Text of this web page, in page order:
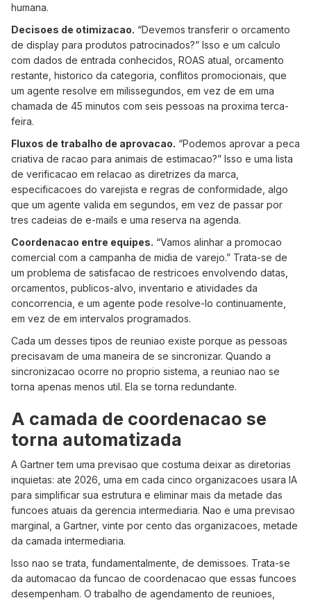
humana.
Decisoes de otimizacao. “Devemos transferir o orcamento
de display para produtos patrocinados?” Isso e um calculo
com dados de entrada conhecidos, ROAS atual, orcamento
restante, historico da categoria, conflitos promocionais, que
um agente resolve em milissegundos, em vez de em uma
chamada de 45 minutos com seis pessoas na proxima terca-
feira.
Fluxos de trabalho de aprovacao. “Podemos aprovar a peca
criativa de racao para animais de estimacao?” Isso e uma lista
de verificacao em relacao as diretrizes da marca,
especificacoes do varejista e regras de conformidade, algo
que um agente valida em segundos, em vez de passar por
tres cadeias de e-mails e uma reserva na agenda.
Coordenacao entre equipes. “Vamos alinhar a promocao
comercial com a campanha de midia de varejo.” Trata-se de
um problema de satisfacao de restricoes envolvendo datas,
orcamentos, publicos-alvo, inventario e atividades da
concorrencia, e um agente pode resolve-lo continuamente,
em vez de em intervalos programados.
Cada um desses tipos de reuniao existe porque as pessoas
precisavam de uma maneira de se sincronizar. Quando a
sincronizacao ocorre no proprio sistema, a reuniao nao se
torna apenas menos util. Ela se torna redundante.
A camada de coordenacao se
torna automatizada
A Gartner tem uma previsao que costuma deixar as diretorias
inquietas: ate 2026, uma em cada cinco organizacoes usara IA
para simplificar sua estrutura e eliminar mais da metade das
funcoes atuais da gerencia intermediaria. Nao e uma previsao
marginal, a Gartner, vinte por cento das organizacoes, metade
da camada intermediaria.
Isso nao se trata, fundamentalmente, de demissoes. Trata-se
da automacao da funcao de coordenacao que essas funcoes
desempenham. O trabalho de agendamento de reunioes,